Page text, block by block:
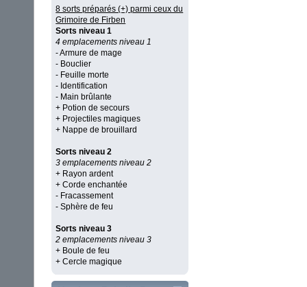
8 sorts préparés (+) parmi ceux du
Grimoire de Firben
Sorts niveau 1
4 emplacements niveau 1
- Armure de mage
- Bouclier
- Feuille morte
- Identification
- Main brûlante
+ Potion de secours
+ Projectiles magiques
+ Nappe de brouillard
Sorts niveau 2
3 emplacements niveau 2
+ Rayon ardent
+ Corde enchantée
- Fracassement
- Sphère de feu
Sorts niveau 3
2 emplacements niveau 3
+ Boule de feu
+ Cercle magique